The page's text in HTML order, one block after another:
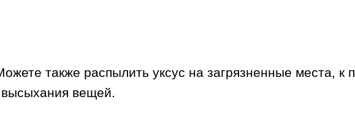
также распылить уксус на загрязненные места, к
вещей.